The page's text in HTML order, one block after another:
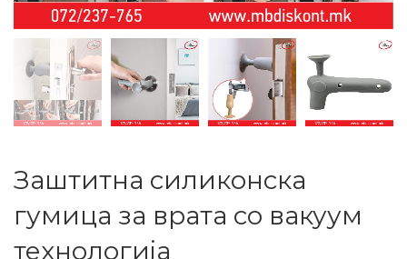
Заштитна силиконска
гумица за врата со вакуум
технологија